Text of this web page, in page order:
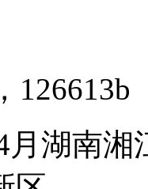
126613b
月湖南